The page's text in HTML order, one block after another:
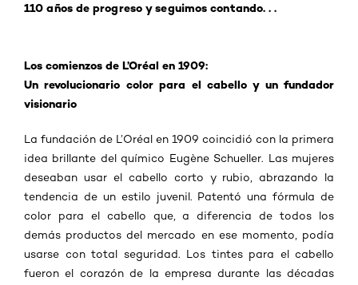
110 años de progreso y seguimos contando. . .
Los comienzos de L’Oréal en 1909:
Un revolucionario color para el cabello y un fundador
visionario
La fundación de L’Oréal en 1909 coincidió con la primera
idea brillante del químico Eugène Schueller. Las mujeres
deseaban usar el cabello corto y rubio, abrazando la
tendencia de un estilo juvenil. Patentó una fórmula de
color para el cabello que, a diferencia de todos los
demás productos del mercado en ese momento, podía
usarse con total seguridad. Los tintes para el cabello
fueron el corazón de la empresa durante las décadas